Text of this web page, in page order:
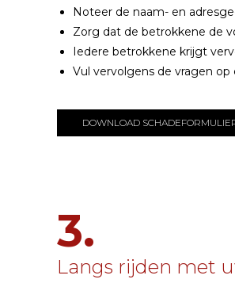
Noteer de naam- en
Zorg dat de betrokkene de
Iedere betrokkene krijgt
Vul vervolgens de vragen
DOWNLOAD
3.
Langs rijden met